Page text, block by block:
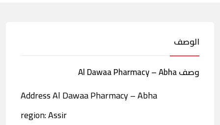
الوصف
وصف Al Dawaa Pharmacy – Abha
Address Al Dawaa Pharmacy – Abha
region: Assir